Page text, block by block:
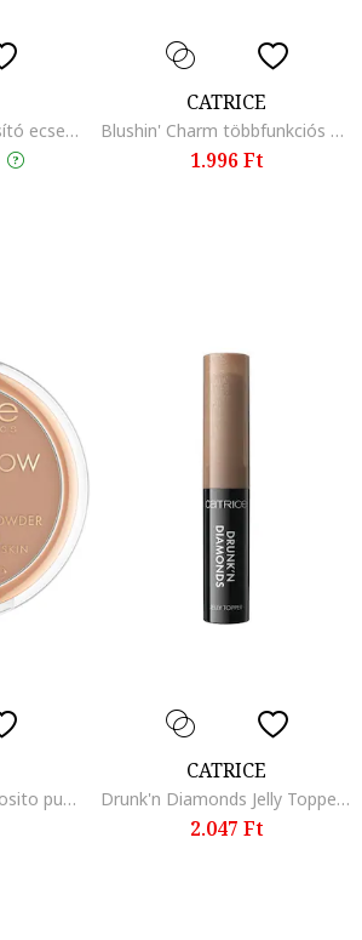
Wonder Woman Pirosító ecset, 1 db
CATRICE
Blushin' Charm többfunkciós bot 5,5 g 5797, Bordó
1.996 Ft
Sun Glow Matt bronzosito puder 035, 9,5 g, 035
CATRICE
Drunk'n Diamonds Jelly Topper szemhejfestek. 2,5 g., 030
2.047 Ft